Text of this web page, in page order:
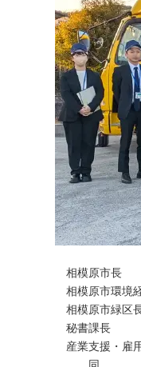
相模原
相模原市環
相模原市
秘書課
産業支援・
同 主